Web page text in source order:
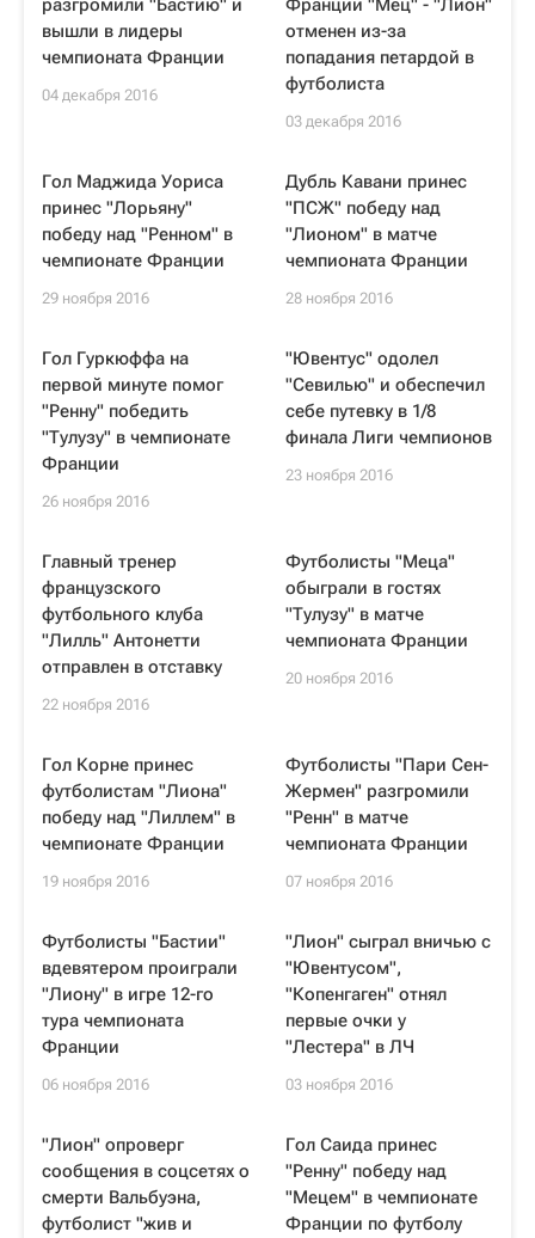
разгромили "Бастию" и
вышли в лидеры
чемпионата Франции
04 декабря 2016
Франции "Мец" - "Лион"
отменен из-за
попадания петардой в
футболиста
03 декабря 2016
Гол Маджида Уориса
принес "Лорьяну"
победу над "Ренном" в
чемпионате Франции
29 ноября 2016
Дубль Кавани принес
"ПСЖ" победу над
"Лионом" в матче
чемпионата Франции
28 ноября 2016
Гол Гуркюффа на
первой минуте помог
"Ренну" победить
"Тулузу" в чемпионате
Франции
26 ноября 2016
"Ювентус" одолел
"Севилью" и обеспечил
себе путевку в 1/8
финала Лиги чемпионов
23 ноября 2016
Главный тренер
французского
футбольного клуба
"Лилль" Антонетти
отправлен в отставку
22 ноября 2016
Футболисты "Меца"
обыграли в гостях
"Тулузу" в матче
чемпионата Франции
20 ноября 2016
Гол Корне принес
футболистам "Лиона"
победу над "Лиллем" в
чемпионате Франции
19 ноября 2016
Футболисты "Пари Сен-
Жермен" разгромили
"Ренн" в матче
чемпионата Франции
07 ноября 2016
Футболисты "Бастии"
вдевятером проиграли
"Лиону" в игре 12-го
тура чемпионата
Франции
06 ноября 2016
"Лион" сыграл вничью с
"Ювентусом",
"Копенгаген" отнял
первые очки у
"Лестера" в ЛЧ
03 ноября 2016
"Лион" опроверг
сообщения в соцсетях о
смерти Вальбуэна,
футболист "жив и
Гол Саида принес
"Ренну" победу над
"Мецем" в чемпионате
Франции по футболу